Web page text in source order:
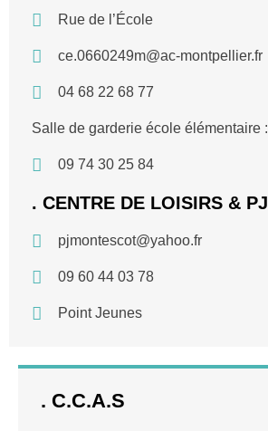
Rue de l’École
ce.0660249m@ac-montpellier.fr
04 68 22 68 77
Salle de garderie école élémentaire :
09 74 30 25 84
. CENTRE DE LOISIRS & PJ
pjmontescot@yahoo.fr
09 60 44 03 78
Point Jeunes
. C.C.A.S